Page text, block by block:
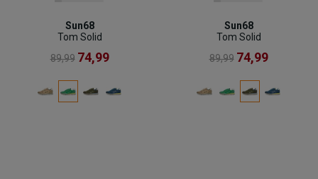
Sun68
Tom Solid
89,99 74,99
Sun68
Tom Solid
89,99 74,99